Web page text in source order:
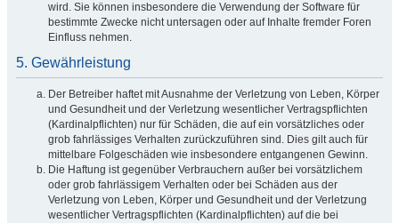
wird. Sie können insbesondere die Verwendung der Software für
bestimmte Zwecke nicht untersagen oder auf Inhalte fremder Foren
Einfluss nehmen.
5. Gewährleistung
Der Betreiber haftet mit Ausnahme der Verletzung von Leben, Körper
und Gesundheit und der Verletzung wesentlicher Vertragspflichten
(Kardinalpflichten) nur für Schäden, die auf ein vorsätzliches oder
grob fahrlässiges Verhalten zurückzuführen sind. Dies gilt auch für
mittelbare Folgeschäden wie insbesondere entgangenen Gewinn.
Die Haftung ist gegenüber Verbrauchern außer bei vorsätzlichem
oder grob fahrlässigem Verhalten oder bei Schäden aus der
Verletzung von Leben, Körper und Gesundheit und der Verletzung
wesentlicher Vertragspflichten (Kardinalpflichten) auf die bei